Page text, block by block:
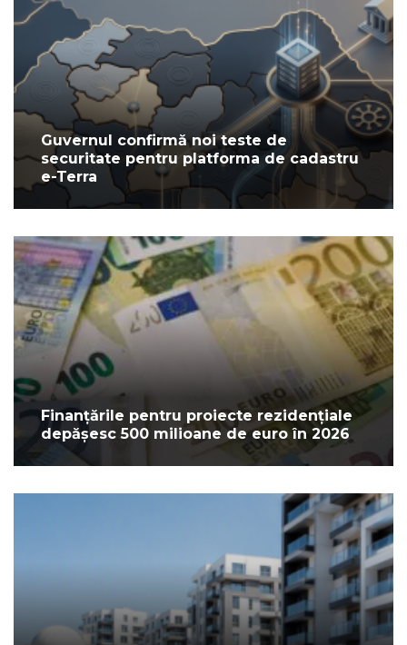
Guvernul confirmă noi teste de
securitate pentru platforma de cadastru
e-Terra
Finanțările pentru proiecte rezidențiale
depășesc 500 milioane de euro în 2026